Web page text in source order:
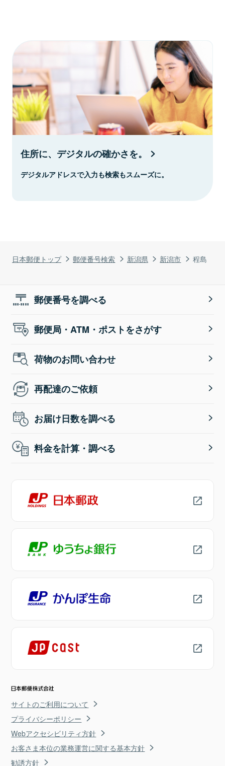
日本郵便トップ 郵便番号検索 新潟県 新潟市 程島
住所に、デジタルの確かさを。
デジタルアドレスで入力も検索もスムーズに。
郵便番号を調べる
郵便局・ATM・ポストをさがす
荷物のお問い合わせ
再配達のご依頼
お届け日数を調べる
料金を計算・調べる
サイトのご利用について
プライバシーポリシー
Webアクセシビリティ方針
お客さま本位の業務運営に関する基本方針
勧誘方針